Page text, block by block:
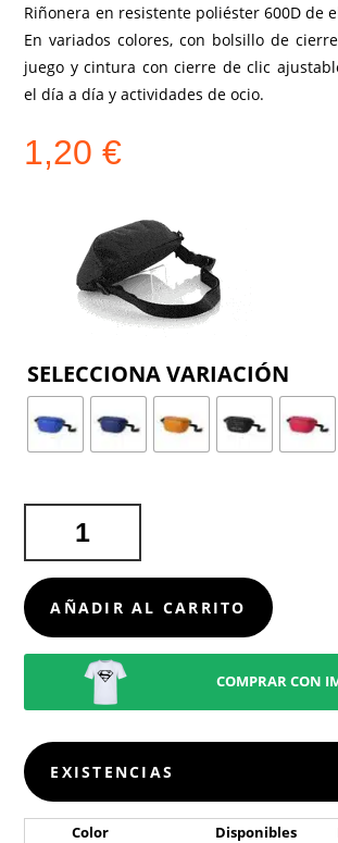
Riñonera en resistente poliéster 600D de
En variados colores, con bolsillo de
juego y cintura con cierre de clic
el día a día y actividades de ocio.
1,20€
ZUNDER
CANTIDAD
AÑADIR AL CARRITO
COMPRAR CON
EXISTENCIAS
Color Disponibles